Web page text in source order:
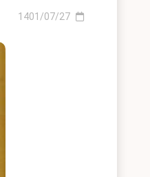
1401/07/27